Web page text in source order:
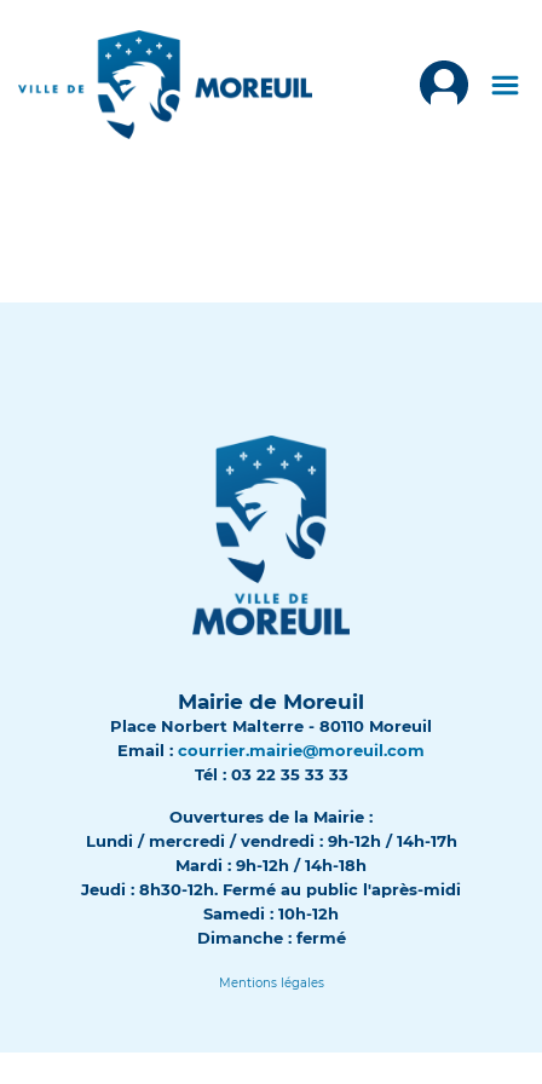
Mairie de Moreuil
Place Norbert Malterre - 80110 Moreuil
Email : courrier.mairie@moreuil.com
Tél : 03 22 35 33 33
Ouvertures de la Mairie :
Lundi / mercredi / vendredi : 9h-12h / 14h-17h
Mardi : 9h-12h / 14h-18h
Jeudi : 8h30-12h. Fermé au public l'après-midi
Samedi : 10h-12h
Dimanche : fermé
Mentions légales